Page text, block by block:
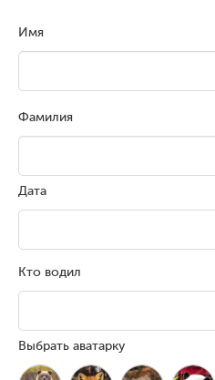
Имя
Фамилия
Дата
Кто водил
Выбрать аватарку